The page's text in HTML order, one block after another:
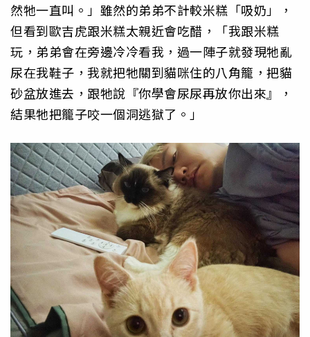
然牠一直叫。」雖然的弟弟不計較米糕「吸奶」，
但看到歐吉虎跟米糕太親近會吃醋，「我跟米糕
玩，弟弟會在旁邊冷冷看我，過一陣子就發現牠亂
尿在我鞋子，我就把牠關到貓咪住的八角籠，把貓
砂盆放進去，跟牠說『你學會尿尿再放你出來』，
結果牠把籠子咬一個洞逃獄了。」